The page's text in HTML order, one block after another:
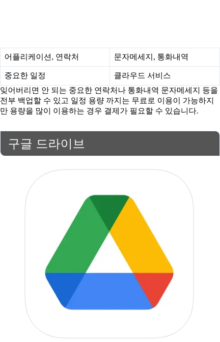
어플리케이션, 연락처 문자메세지, 통화내역
중요한 일정
클라우드 서비스
잊어버리면 안 되는 중요한 연락처나 통화내역 문자메세지 등을
전부 백업할 수 있고 일정 용량 까지는 무료로 이용이 가능하지
만 용량을 많이 이용하는 경우 결제가 필요할 수 있습니다.
구글 드라이브